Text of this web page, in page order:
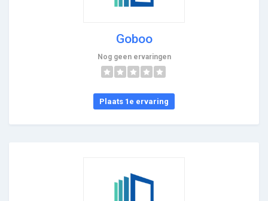
Goboo
Nog geen ervaringen
Plaats 1e ervaring